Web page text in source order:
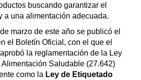
buscando garantizar el
a una alimentación adecuada.
marzo de este año se publicó el
el Boletín Oficial, con el que el
la reglamentación de la Ley
Saludable (27.642)
como la Ley de Etiquetado